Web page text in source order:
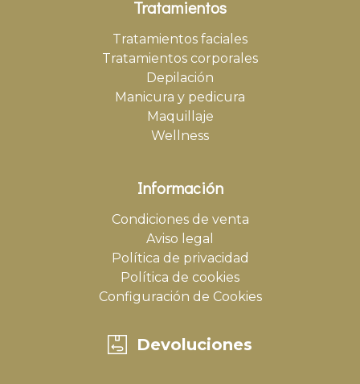
Tratamientos
Tratamientos faciales
Tratamientos corporales
Depilación
Manicura y pedicura
Maquillaje
Wellness
Información
Condiciones de venta
Aviso legal
Política de privacidad
Política de cookies
Configuración de Cookies
Devoluciones